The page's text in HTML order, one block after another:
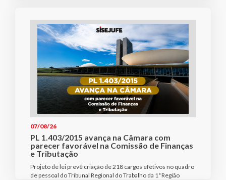
07/08/26
PL 1.403/2015 avança na Câmara com
parecer favorável na Comissão de Finanças
e Tributação
Projeto de lei prevê criação de 218 cargos efetivos no quadro
de pessoal do Tribunal Regional do Trabalho da 1ª Região